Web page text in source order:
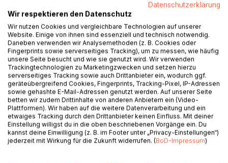
Das Glück der Menschen besteht im Großen und Ganzen in
der Abwechslung zwischen Arbeit und Genuss, bei Jean
jedoch ist es mehr. Er liebt die Philosophie, die Geographie,
vor allem aber liebt er seine bildhübsche Frau Gila und
seine goldige Tochter Magnolia. Je etwas aus dieser
fantastischen Epoche zu vergessen das wird sehr
wahrscheinlich unmöglich sein, zu schön war die Zeit,
besonders die hier beschriebene Ära inmitten der
Siebziger. Dass aber zuweilen, scheinbar ohne
erkenntlichen Grund, auch längst vergessen geglaubte
Szenen plötzlich und lebhaft wieder in Erscheinung treten,
mag in vielen Fällen daher kommen, weil sie so
unwahrscheinlich schön oder spektakulär waren oder sogar
mörderische Absichten zugrunde lagen. Besonders bitter
Datenschutzerklärung
Wir respektieren den Datenschutz
Wir nutzen Cookies und vergleichbare Technologien auf unserer
Website. Einige von ihnen sind essenziell und technisch notwendig.
Daneben verwenden wir Analysemethoden (z. B. Cookies oder
Fingerprints sowie serverseitiges Tracking), um zu messen, wie häufig
unsere Seite besucht und wie sie genutzt wird. Wir verwenden
Trackingtechnologien zu Marketingzwecken und setzen hierzu
serverseitiges Tracking sowie auch Drittanbieter ein, wodurch ggf.
geräteübergreifend Cookies, Fingerprints, Tracking-Pixel, IP-Adressen
sowie gehashte E-Mail-Adressen genutzt werden. Auf unserer Seite
betten wir zudem Drittinhalte von anderen Anbietern ein (Video-
Plattformen). Wir haben auf die weitere Datenverarbeitung und ein
etwaiges Tracking durch den Drittanbieter keinen Einfluss. Mit deiner
Einstellung willigst du in die oben beschriebenen Vorgänge ein. Du
kannst deine Einwilligung (z. B. im Footer unter „Privacy-Einstellungen“)
jederzeit mit Wirkung für die Zukunft widerrufen. (BoD-Impressum)